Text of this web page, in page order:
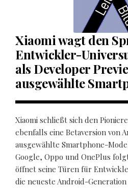
Xiaomi wagt den
Entwickler-
als Developer
ausgewählte
Xiaomi schließt sich den
ebenfalls eine Betaversion von
ausgewählte Smartphone-
Google, Oppo und OnePlus
öffnet seine Türen für
die neueste Android-